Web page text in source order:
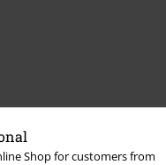
Shop for customers from